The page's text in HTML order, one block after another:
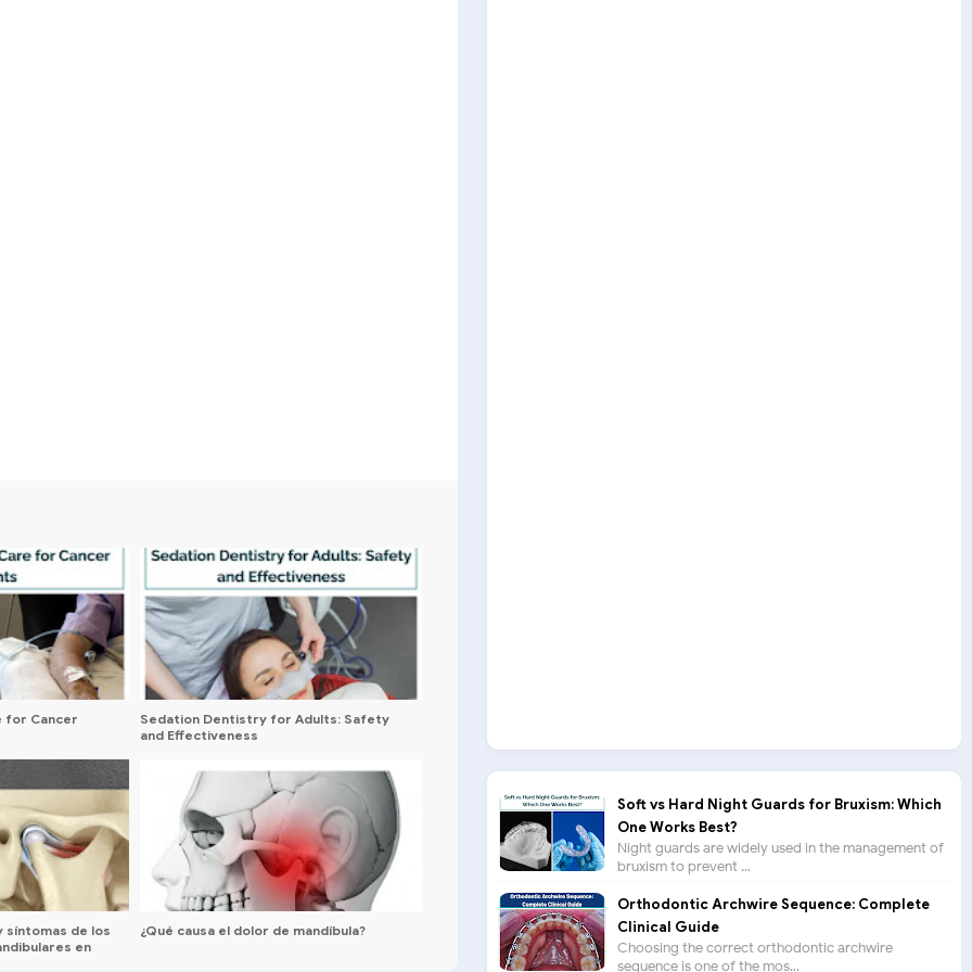
for Cancer
Sedation Dentistry for Adults: Safety
and Effectiveness
síntomas de los
en
¿Qué causa el dolor de mandíbula?
Soft vs Hard Night Guards for Bruxism: Which
One Works Best?
Night guards are widely used in the management of
bruxism to prevent ...
Orthodontic Archwire Sequence: Complete
Clinical Guide
Choosing the correct orthodontic archwire
sequence is one of the mos...